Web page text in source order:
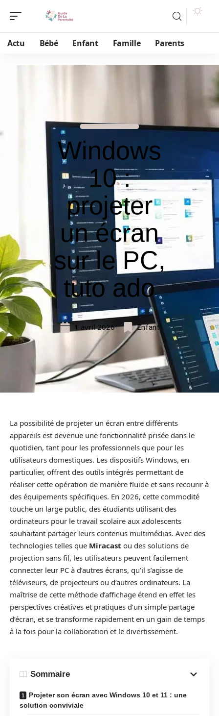
Actu Bébé Enfant Famille Parents
Windows
10 :
projeter
un écran
sur le PC,
tuto ado
1 avril 2026 Enfant
La possibilité de projeter un écran entre différents
appareils est devenue une fonctionnalité prisée dans le
quotidien, tant pour les professionnels que pour les
utilisateurs domestiques. Les dispositifs Windows, en
particulier, offrent des outils intégrés permettant de
réaliser cette opération de manière fluide et sans recourir à
des équipements spécifiques. En 2026, cette commodité
touche un large public, des étudiants utilisant des
ordinateurs pour le travail scolaire aux adolescents
souhaitant partager leurs contenus multimédias. Avec des
technologies telles que Miracast ou des solutions de
projection sans fil, les utilisateurs peuvent facilement
connecter leur PC à d’autres écrans, qu’il s’agisse de
téléviseurs, de projecteurs ou d’autres ordinateurs. La
maîtrise de cette méthode d’affichage étend en effet les
perspectives créatives et pratiques d’un simple partage
d’écran, et se transforme rapidement en un gain de temps
à la fois pour la collaboration et le divertissement.
Sommaire
Projeter son écran avec Windows 10 et 11 : une
solution conviviale